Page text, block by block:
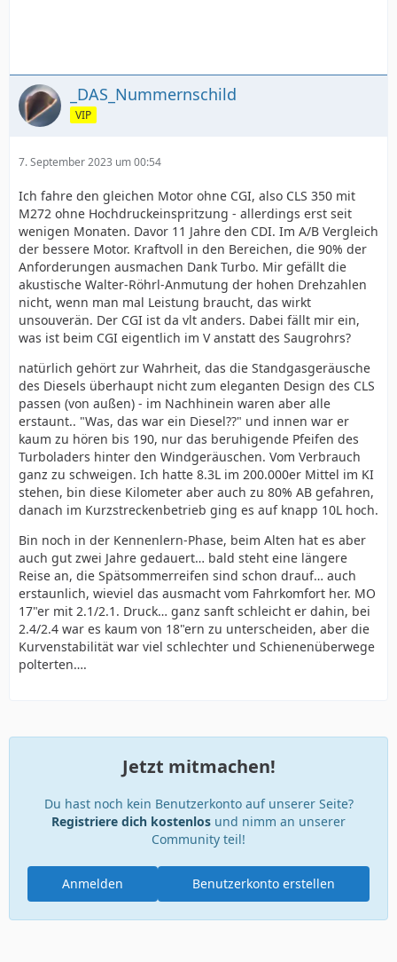
_DAS_Nummernschild
VIP
7. September 2023 um 00:54
Ich fahre den gleichen Motor ohne CGI, also CLS 350 mit
M272 ohne Hochdruckeinspritzung - allerdings erst seit
wenigen Monaten. Davor 11 Jahre den CDI. Im A/B Vergleich
der bessere Motor. Kraftvoll in den Bereichen, die 90% der
Anforderungen ausmachen Dank Turbo. Mir gefällt die
akustische Walter-Röhrl-Anmutung der hohen Drehzahlen
nicht, wenn man mal Leistung braucht, das wirkt
unsouverän. Der CGI ist da vlt anders. Dabei fällt mir ein,
was ist beim CGI eigentlich im V anstatt des Saugrohrs?
natürlich gehört zur Wahrheit, das die Standgasgeräusche
des Diesels überhaupt nicht zum eleganten Design des CLS
passen (von außen) - im Nachhinein waren aber alle
erstaunt.. "Was, das war ein Diesel??" und innen war er
kaum zu hören bis 190, nur das beruhigende Pfeifen des
Turboladers hinter den Windgeräuschen. Vom Verbrauch
ganz zu schweigen. Ich hatte 8.3L im 200.000er Mittel im KI
stehen, bin diese Kilometer aber auch zu 80% AB gefahren,
danach im Kurzstreckenbetrieb ging es auf knapp 10L hoch.
Bin noch in der Kennenlern-Phase, beim Alten hat es aber
auch gut zwei Jahre gedauert… bald steht eine längere
Reise an, die Spätsommerreifen sind schon drauf… auch
erstaunlich, wieviel das ausmacht vom Fahrkomfort her. MO
17"er mit 2.1/2.1. Druck… ganz sanft schleicht er dahin, bei
2.4/2.4 war es kaum von 18"ern zu unterscheiden, aber die
Kurvenstabilität war viel schlechter und Schienenüberwege
polterten….
Jetzt mitmachen!
Du hast noch kein Benutzerkonto auf unserer Seite?
Registriere dich kostenlos und nimm an unserer
Community teil!
Benutzerkonto erstellen
Anmelden